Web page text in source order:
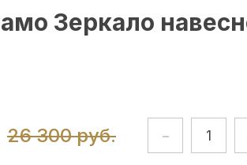
Зеркало
26 300 руб. -